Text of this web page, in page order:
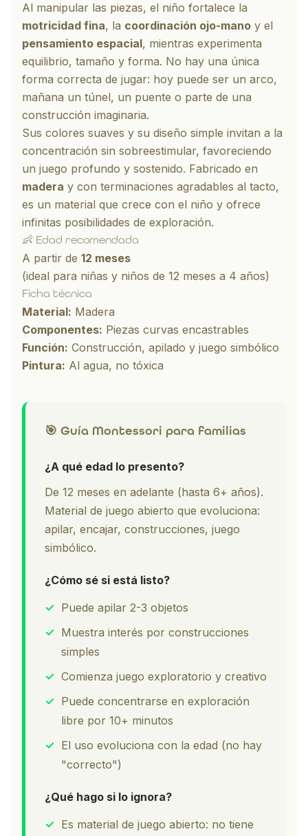
Al manipular las piezas, el niño fortalece la
motricidad fina, la coordinación ojo-mano y el
pensamiento espacial, mientras experimenta
equilibrio, tamaño y forma. No hay una única
forma correcta de jugar: hoy puede ser un arco,
mañana un túnel, un puente o parte de una
construcción imaginaria.
Sus colores suaves y su diseño simple invitan a la
concentración sin sobreestimular, favoreciendo
un juego profundo y sostenido. Fabricado en
madera y con terminaciones agradables al tacto,
es un material que crece con el niño y ofrece
infinitas posibilidades de exploración.
👶 Edad recomendada
A partir de 12 meses
(ideal para niñas y niños de 12 meses a 4 años)
Ficha técnica
Material: Madera
Componentes: Piezas curvas encastrables
Función: Construcción, apilado y juego simbólico
Pintura: Al agua, no tóxica
🎯 Guía Montessori para familias
¿A qué edad lo presento?
De 12 meses en adelante (hasta 6+ años).
Material de juego abierto que evoluciona:
apilar, encajar, construcciones, juego
simbólico.
¿Cómo sé si está listo?
✓ Puede apilar 2-3 objetos
✓ Muestra interés por construcciones
simples
✓ Comienza juego exploratorio y creativo
✓ Puede concentrarse en exploración
libre por 10+ minutos
✓ El uso evoluciona con la edad (no hay
"correcto")
¿Qué hago si lo ignora?
✓ Es material de juego abierto: no tiene